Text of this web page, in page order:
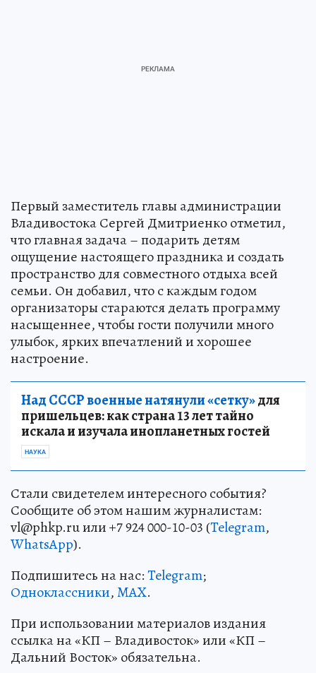
Первый заместитель главы администрации
Владивостока Сергей Дмитриенко отметил,
что главная задача – подарить детям
ощущение настоящего праздника и создать
пространство для совместного отдыха всей
семьи. Он добавил, что с каждым годом
организаторы стараются делать программу
насыщеннее, чтобы гости получили много
улыбок, ярких впечатлений и хорошее
настроение.
Над СССР военные натянули «сетку»для
пришельцев: как страна 13 лет тайно
искала и изучала инопланетных гостей
НАУКА
Стали свидетелем интересного события?
Сообщите об этом нашим журналистам:
vl@phkp.ru или +7 924 000-10-03 (Telegram,
WhatsApp).
Подпишитесь на нас:Telegram;
Одноклассники,MAX.
При использовании материалов издания
ссылка на «КП – Владивосток» или «КП –
Дальний Восток» обязательна.